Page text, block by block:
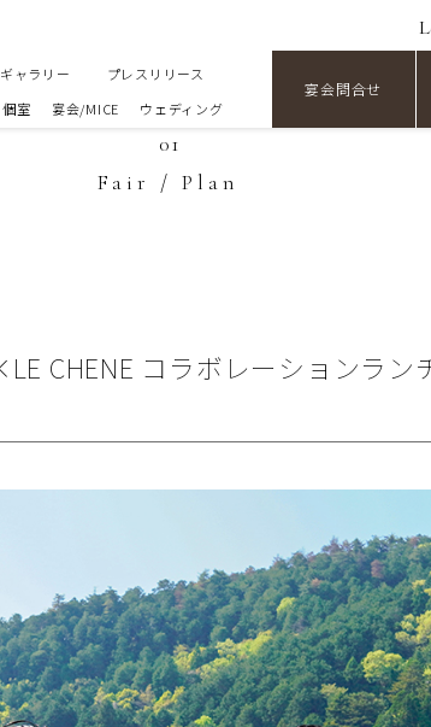
ャラリー
プレスリリース
個室 宴会/MICE ウェディング
宴会問合せ
01
Fair / Plan
CHENE コラボレーションラン